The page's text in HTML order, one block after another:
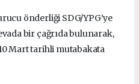
önderliği SDG/YPG’ye
bir çağrıda bulunarak,
Mart tarihli mutabakata